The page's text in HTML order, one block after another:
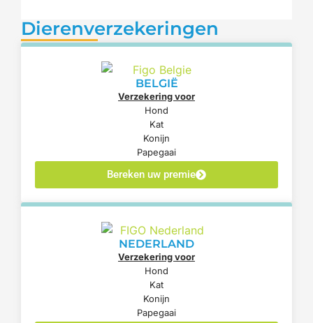
Dierenverzekeringen
BELGIË
Verzekering voor
Hond
Kat
Konijn
Papegaai
Bereken uw premie
NEDERLAND
Verzekering voor
Hond
Kat
Konijn
Papegaai